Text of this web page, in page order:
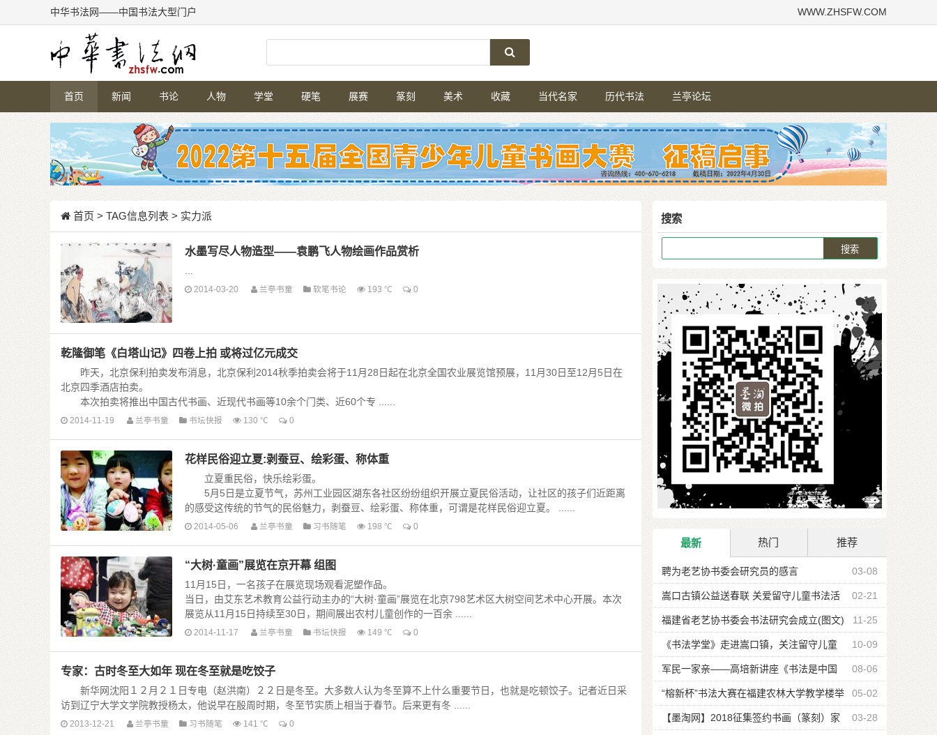
中华书法网——中国书法大型门户 WWW.ZHSFW.COM
首页 新闻 书论 人物 学堂 硬笔 展赛 篆刻 美术 收藏 当代名家 历代书法 兰亭论坛
首页 > TAG信息列表 > 实力派
水墨写尽人物造型——袁鹏飞人物绘画作品赏析
2014-03-20 兰亭书童 软笔书论 193 ℃ 0
乾隆御笔《白塔山记》四卷上拍 或将过亿元成交
昨天，北京保利拍卖发布消息，北京保利2014秋季拍卖会将于11月28日起在北京全国农业展览馆预展，11月30日至12月5日在
北京四季酒店拍卖。
本次拍卖将推出中国古代书画、近现代书画等10余个门类、近60个专 ......
2014-11-19 兰亭书童 书坛快报 130 ℃ 0
花样民俗迎立夏:剥蚕豆、绘彩蛋、称体重
立夏重民俗，快乐绘彩蛋。
5月5日是立夏节气，苏州工业园区湖东各社区纷纷组织开展立夏民俗活动，让社区的孩子们近距离
的感受这传统的节气的民俗魅力，剥蚕豆、绘彩蛋、称体重，可谓是花样民俗迎立夏。 ......
2014-05-06 兰亭书童 习书随笔 198 ℃ 0
“大树·童画”展览在京开幕 组图
11月15日，一名孩子在展览现场观看泥塑作品。
当日，由艾东艺术教育公益行动主办的“大树·童画”展览在北京798艺术区大树空间艺术中心开展。本次
展览从11月15日持续至30日，期间展出农村儿童创作的一百余 ......
2014-11-17 兰亭书童 书坛快报 149 ℃ 0
专家：古时冬至大如年 现在冬至就是吃饺子
新华网沈阳１２月２１日专电（赵洪南）２２日是冬至。大多数人认为冬至算不上什么重要节日，也就是吃顿饺子。记者近日采
访到辽宁大学文学院教授杨太，他说早在殷周时期，冬至节实质上相当于春节。后来更有冬 ......
2013-12-21 兰亭书童 习书随笔 141 ℃ 0
搜索
最新 热门 推荐
03-08
聘为老艺协书委会研究员的感言
02-21
嵩口古镇公益送春联 关爱留守儿童书法活
动 11-25
福建省老艺协书委会书法研究会成立(图文)
10-09
《书法学堂》走进嵩口镇，关注留守儿童
08-06
军民一家亲——高培新讲座《书法是中国
瑰宝》 05-02
“榕新杯”书法大赛在福建农林大学教学楼举
行 03-28
【墨淘网】2018征集签约书画（篆刻）家